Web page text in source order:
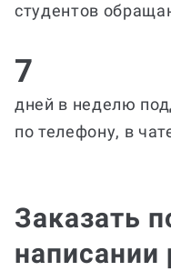
студентов
7
дней в неделю
по телефону, в
Заказать
написании